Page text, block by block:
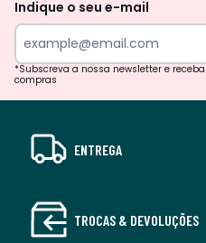
Indique o seu e-mail
*Subscreva a nossa newsletter e
compras
ENTREGA
TROCAS & DEVOLUÇÕES